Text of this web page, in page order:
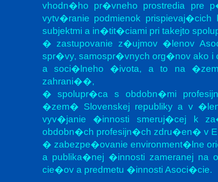
vhodn�ho pr�vneho prostredia pre
vytv�ranie podmienok prispievaj�cich
subjektmi a in�tit�ciami pri takejto
� zastupovanie z�ujmov �lenov
spr�vy, samospr�vnych org�nov ako i
a soci�lneho �ivota, a to na
zahrani��,
� spolupr�ca s obdobn�mi
�zem� Slovenskej republiky a v
vyv�janie �innosti smeruj�cej k
obdobn�ch profesijn�ch zdru�en� v
� zabezpe�ovanie environment�lne
a publika�nej �innosti zameranej
cie�ov a predmetu �innosti Asoci�cie.